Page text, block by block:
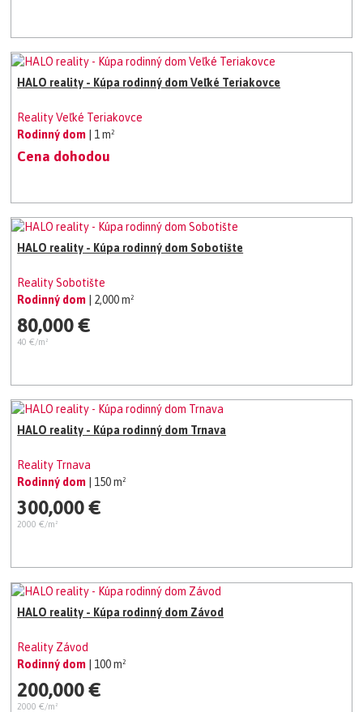
HALO reality - Kúpa rodinný dom Veľké Teriakovce
Reality Veľké Teriakovce
Rodinný dom
| 1 m²
Cena dohodou
HALO reality - Kúpa rodinný dom Sobotište
Reality Sobotište
Rodinný dom
| 2,000 m²
80,000 €
40 €/m²
HALO reality - Kúpa rodinný dom Trnava
Reality Trnava
Rodinný dom
| 150 m²
300,000 €
2000 €/m²
HALO reality - Kúpa rodinný dom Závod
Reality Závod
Rodinný dom
| 100 m²
200,000 €
2000 €/m²